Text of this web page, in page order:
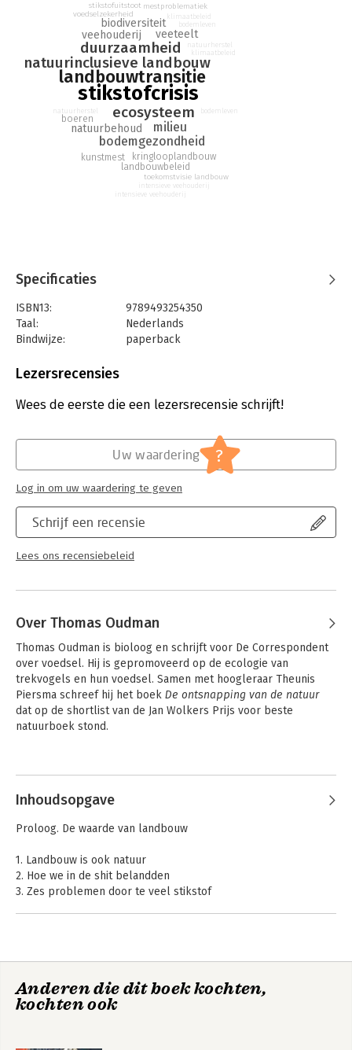
stikstofcrisis
landbouwtransitie
ecosysteem
natuurinclusieve landbouw
duurzaamheid
milieu
bodemgezondheid
veehouderij
natuurbehoud
biodiversiteit
veeteelt
kringlooplandbouw
landbouwbeleid
kunstmest
boeren
voedselzekerheid
stikstofuitstoot mestproblematiek
toekomstvisie landbouw
natuurherstel
klimaatbeleid
bodemleven
intensieve veehouderij
natuurherstel
klimaatbeleid
bodemleven
intensieve veehouderij
Specificaties
ISBN13:
9789493254350
Taal:
Nederlands
Bindwijze:
paperback
Uitgever:
Verschijningsdatum:
9-6-2023
Mens en maatschappij
Lezersrecensies
Wees de eerste die een lezersrecensie schrijft!
Schrijf een recensie
Lees ons recensiebeleid
Uw waardering ?
Log in om uw waardering te geven
Over Thomas Oudman
Thomas Oudman is bioloog en schrijft voor De Correspondent
over voedsel. Hij is gepromoveerd op de ecologie van
trekvogels en hun voedsel. Samen met hoogleraar Theunis
Piersma schreef hij het boek De ontsnapping van de natuur
dat op de shortlist van de Jan Wolkers Prijs voor beste
natuurboek stond.
Andere boeken door Thomas
Oudman
Uit de shit
Inhoudsopgave
Proloog. De waarde van landbouw
1. Landbouw is ook natuur
2. Hoe we in de shit belandden
3. Zes problemen door te veel stikstof
Epiloog. Niet minder, maar meer boeren
Dankwoord
Anderen die dit boek kochten,
kochten ook